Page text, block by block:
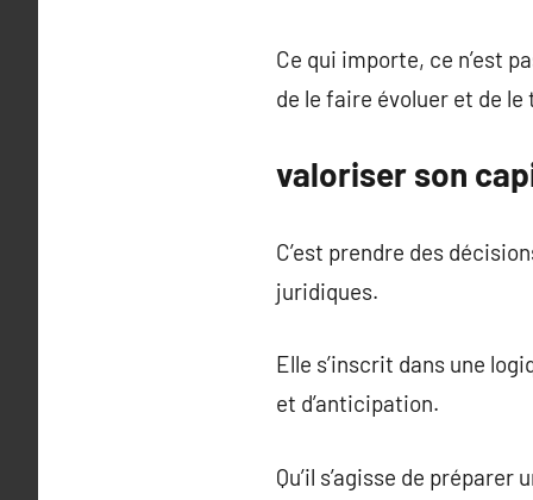
Ce qui importe, ce n’est
de le faire évoluer et de
valoriser son
C’est prendre des
juridiques.
Elle s’inscrit dans une
et d’anticipation.
Qu’il s’agisse de